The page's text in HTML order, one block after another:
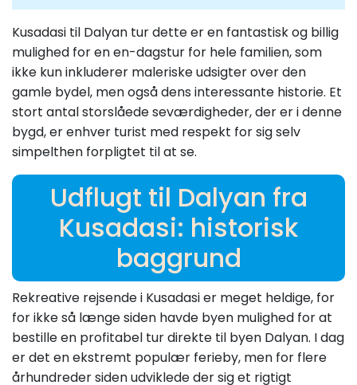
Kusadasi til Dalyan tur dette er en fantastisk og billig
mulighed for en en-dagstur for hele familien, som
ikke kun inkluderer maleriske udsigter over den
gamle bydel, men også dens interessante historie. Et
stort antal storslåede seværdigheder, der er i denne
bygd, er enhver turist med respekt for sig selv
simpelthen forpligtet til at se.
Udflugt til Dalyan fra
Kusadasi: historisk
baggrund
Rekreative rejsende i Kusadasi er meget heldige, for
for ikke så længe siden havde byen mulighed for at
bestille en profitabel tur direkte til byen Dalyan. I dag
er det en ekstremt populær ferieby, men for flere
århundreder siden udviklede der sig et rigtigt